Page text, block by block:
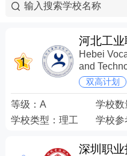
河北工
Hebei
and
双高计划
等级： A 学校数
学校类型： 理工 学校参
深圳职